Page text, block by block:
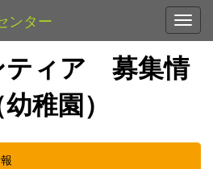
ンター
ティア 募集情
稚園）